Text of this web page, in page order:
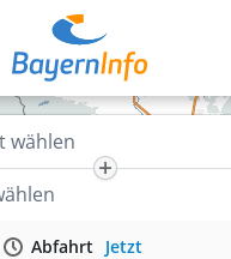
Abfahrt Jetzt